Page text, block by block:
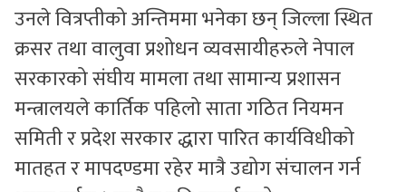
उनले वित्रप्तीको अन्तिममा भनेका छन् जिल्ला स्थित
क्रसर तथा वालुवा प्रशोधन व्यवसायीहरुले नेपाल
सरकारको संघीय मामला तथा सामान्य प्रशासन
मन्त्रालयले कार्तिक पहिलो साता गठित नियमन
समिती र प्रदेश सरकार द्धारा पारित कार्यविधीको
मातहत र मापदण्डमा रहेर मात्रै उद्योग संचालन गर्न